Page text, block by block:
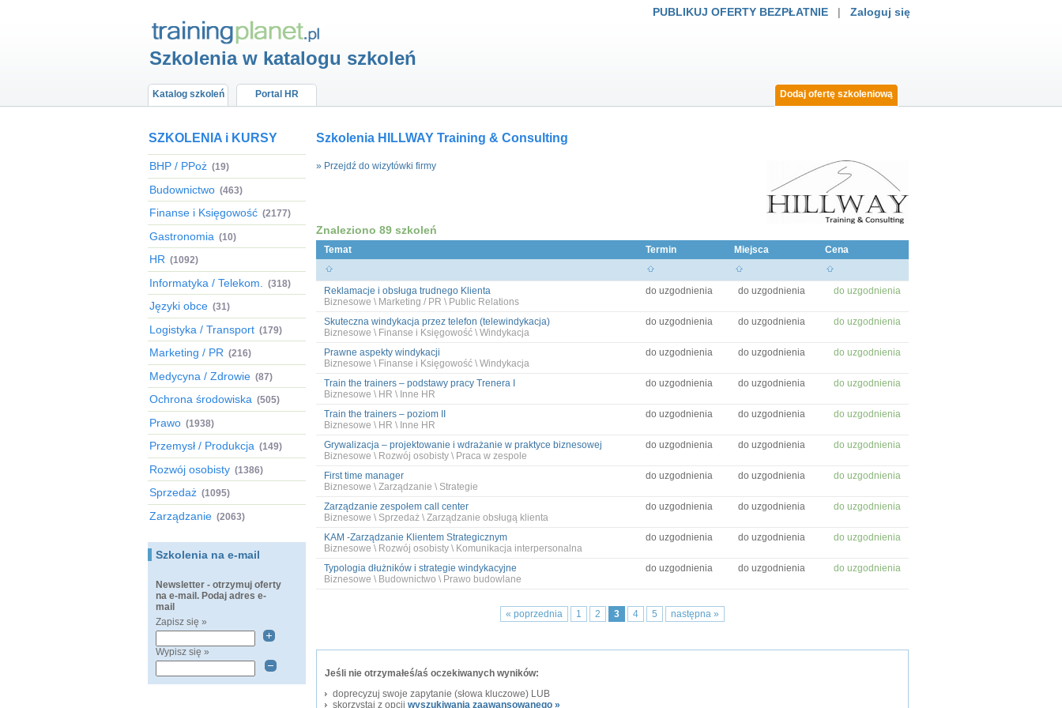
PUBLIKUJ OFERTY BEZPŁATNIE | Zaloguj się
Szkolenia w katalogu szkoleń
Katalog szkoleń Dodaj ofertę szkoleniową
Portal HR
SZKOLENIA i KURSY
BHP / PPoż (19)
Budownictwo (463)
Finanse i Księgowość (2177)
Gastronomia (10)
HR (1092)
Informatyka / Telekom. (318)
Języki obce (31)
Logistyka / Transport (179)
Marketing / PR (216)
Medycyna / Zdrowie (87)
Ochrona środowiska (505)
Prawo (1938)
Przemysł / Produkcja (149)
Rozwój osobisty (1386)
Sprzedaż (1095)
Zarządzanie (2063)
Szkolenia na e-mail
Newsletter - otrzymuj oferty
na e-mail. Podaj adres e-
mail
Zapisz się »
Wypisz się »
Szkolenia HILLWAY Training & Consulting
» Przejdź do wizytówki firmy
Znaleziono 89 szkoleń
Temat Termin Miejsca Cena
Reklamacje i obsługa trudnego Klienta
Biznesowe \ Marketing / PR \ Public Relations
do uzgodnienia do uzgodnienia do uzgodnienia
Skuteczna windykacja przez telefon (telewindykacja)
Biznesowe \ Finanse i Księgowość \ Windykacja
do uzgodnienia do uzgodnienia do uzgodnienia
Prawne aspekty windykacji
Biznesowe \ Finanse i Księgowość \ Windykacja
do uzgodnienia do uzgodnienia do uzgodnienia
Train the trainers – podstawy pracy Trenera I
Biznesowe \ HR \ Inne HR
do uzgodnienia do uzgodnienia do uzgodnienia
Train the trainers – poziom II
Biznesowe \ HR \ Inne HR
do uzgodnienia do uzgodnienia do uzgodnienia
Grywalizacja – projektowanie i wdrażanie w praktyce biznesowej
Biznesowe \ Rozwój osobisty \ Praca w zespole
do uzgodnienia do uzgodnienia do uzgodnienia
First time manager
Biznesowe \ Zarządzanie \ Strategie
do uzgodnienia do uzgodnienia do uzgodnienia
Zarządzanie zespołem call center
Biznesowe \ Sprzedaż \ Zarządzanie obsługą klienta
do uzgodnienia do uzgodnienia do uzgodnienia
KAM -Zarządzanie Klientem Strategicznym
Biznesowe \ Rozwój osobisty \ Komunikacja interpersonalna
do uzgodnienia do uzgodnienia do uzgodnienia
Typologia dłużników i strategie windykacyjne
Biznesowe \ Budownictwo \ Prawo budowlane
do uzgodnienia do uzgodnienia do uzgodnienia
« poprzednia 1 2 3 4 5 następna »
Jeśli nie otrzymałeś/aś oczekiwanych wyników:
doprecyzuj swoje zapytanie (słowa kluczowe) LUB
skorzystaj z opcji wyszukiwania zaawansowanego »